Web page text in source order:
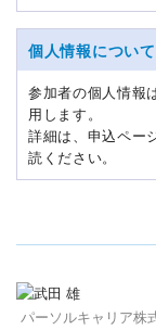
個人情報について
参加者の個人情報
用します。
詳細は、申込ペー
読ください。
パーソルキャリア株